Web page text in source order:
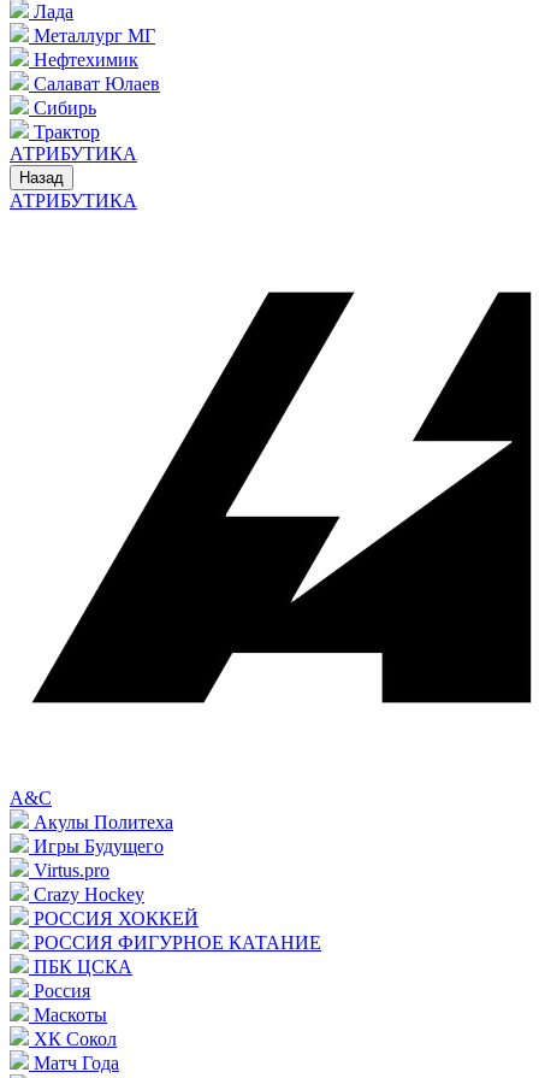
Лада
Металлург МГ
Нефтехимик
Салават Юлаев
Сибирь
Трактор
АТРИБУТИКА
Назад
АТРИБУТИКА
A&C
Акулы Политеха
Игры Будущего
Virtus.pro
Crazy Hockey
РОССИЯ ХОККЕЙ
РОССИЯ ФИГУРНОЕ КАТАНИЕ
ПБК ЦСКА
Россия
Маскоты
ХК Сокол
Матч Года